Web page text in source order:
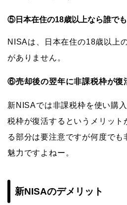
⑤日本在住の18歳以上なら誰で
NISAは、日本在住の18歳以上
がありません。
⑥売却後の翌年に非課税枠が復
新NISAでは非課税枠を使い購
税枠が復活するというメリット
る部分は要注意ですが何度でも
魅力ですよねー。
新NISAのデメリット